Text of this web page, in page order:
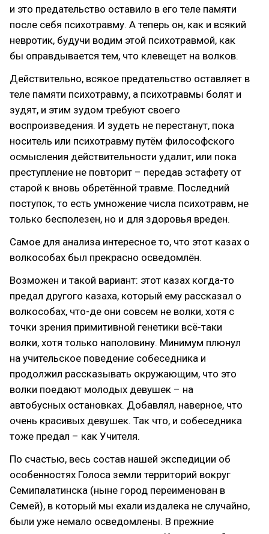
и это предательство оставило в его теле памяти
после себя психотравму. А теперь он, как и всякий
невротик, будучи водим этой психотравмой, как
бы оправдывается тем, что клевещет на волков.
Действительно, всякое предательство оставляет в
теле памяти психотравму, а психотравмы болят и
зудят, и этим зудом требуют своего
воспроизведения. И зудеть не перестанут, пока
носитель или психотравму путём философского
осмысления действительности удалит, или пока
преступление не повторит – передав эстафету от
старой к вновь обретённой травме. Последний
поступок, то есть умножение числа психотравм, не
только бесполезен, но и для здоровья вреден.
Самое для анализа интересное то, что этот казах о
волкособах был прекрасно осведомлён.
Возможен и такой вариант: этот казах когда-то
предал другого казаха, который ему рассказал о
волкособах, что-де они совсем не волки, хотя с
точки зрения примитивной генетики всё-таки
волки, хотя только наполовину. Минимум плюнул
на учительское поведение собеседника и
продолжил рассказывать окружающим, что это
волки поедают молодых девушек – на
автобусных остановках. Добавлял, наверное, что
очень красивых девушек. Так что, и собеседника
тоже предал – как Учителя.
По счастью, весь состав нашей экспедиции об
особенностях Голоса земли территорий вокруг
Семипалатинска (ныне город переименован в
Семей), в который мы ехали издалека не случайно,
были уже немало осведомлены. В прежние